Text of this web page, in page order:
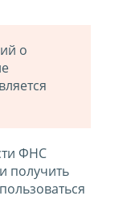
о
ФНС
получить